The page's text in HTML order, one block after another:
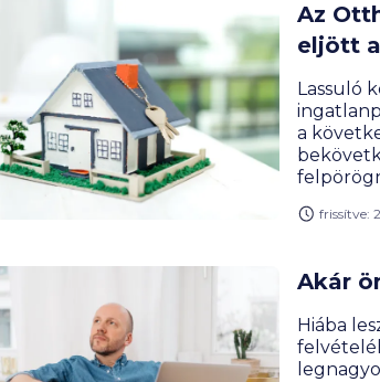
Az
eljött
Lassuló
a
frissítve:
Akár
Hiába